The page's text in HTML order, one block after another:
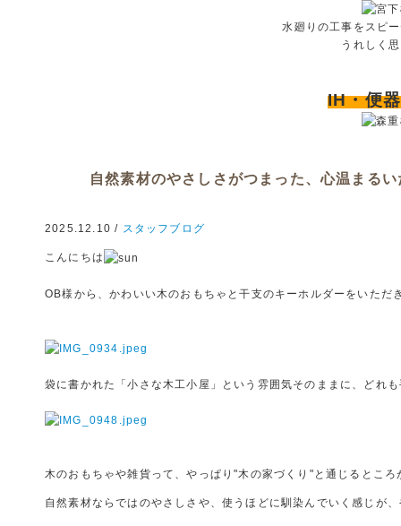
水廻りの工事をスピ
うれしく
IH・便
自然素材のやさしさがつまった、心温まる
2025.12.10 / スタッフブログ
こんにちは
OB様から、かわいい木のおもちゃと干支のキーホルダーをいただ
袋に書かれた「小さな木工小屋」という雰囲気そのままに、どれ
木のおもちゃや雑貨って、やっぱり"木の家づくり"と通じるところ
自然素材ならではのやさしさや、使うほどに馴染んでいく感じが